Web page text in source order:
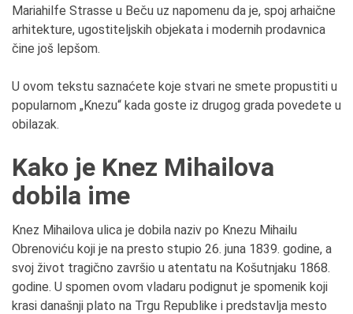
Mariahilfe Strasse u Beču uz napomenu da je, spoj arhaične
arhitekture, ugostiteljskih objekata i modernih prodavnica
čine još lepšom.
U ovom tekstu saznaćete koje stvari ne smete propustiti u
popularnom „Knezu“ kada goste iz drugog grada povedete u
obilazak.
Kako je Knez Mihailova
dobila ime
Knez Mihailova ulica je dobila naziv po Knezu Mihailu
Obrenoviću koji je na presto stupio 26. juna 1839. godine, a
svoj život tragično završio u atentatu na Košutnjaku 1868.
godine. U spomen ovom vladaru podignut je spomenik koji
krasi današnji plato na Trgu Republike i predstavlja mesto